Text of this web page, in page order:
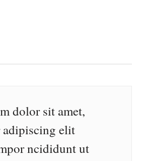
dolor sit amet,
adipiscing elit
ncididunt ut